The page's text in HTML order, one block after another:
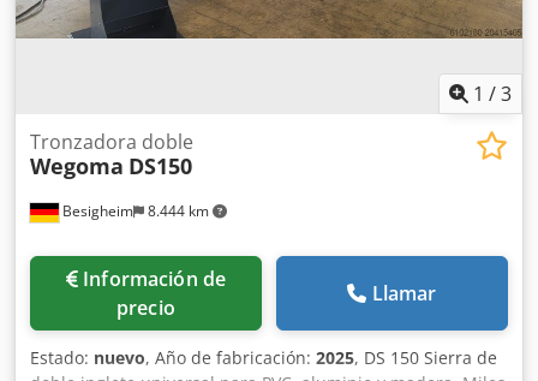
1 /3
Besigheim 8.444 km
Tronzadora doble
Wegoma DS150
Información de
precio
Llamar
Estado: nuevo, Año de fabricación: 2025, DS 150 Sierra de